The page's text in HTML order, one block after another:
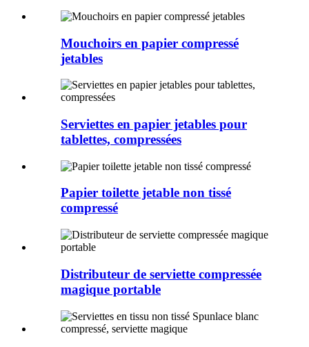
Mouchoirs en papier compressé
jetables
Serviettes en papier jetables pour
tablettes, compressées
Papier toilette jetable non tissé
compressé
Distributeur de serviette compressée
magique portable